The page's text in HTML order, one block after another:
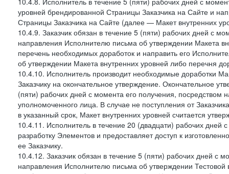
уровней брендированной Страницы Заказчика на Сайте и
Страницы Заказчика на Сайте (далее — Макет внутренних
10.4.9. Заказчик обязан в течение 5 (пяти) рабочих дней с
направления Исполнителю письма об утверждении Макета
перечень необходимых доработок и направить его
об утверждении Макета внутренних уровней либо перечня
10.4.10. Исполнитель производит необходимые доработки
Заказчику на окончательное утверждение. Окончательное
(пяти) рабочих дней с момента его получения,
уполномоченного лица. В случае не поступления от
в указанный срок, Макет внутренних уровней считается
10.4.11. Исполнитель в течение 20 (двадцати) рабочих дней
разработку Элементов и предоставляет доступ к
ее Заказчику.
10.4.12. Заказчик обязан в течение 5 (пяти) рабочих дней с
направления Исполнителю письма об утверждении